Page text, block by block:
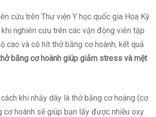
cứu trên Thư viện Y học quốc gia Hoa Kỳ
nghiên cứu trên các vận động viên tập
cao và có hít thở bằng cơ hoành; kết quả
bằng cơ hoành giúp giảm stress và mệt
khi nhảy dây là thở bằng cơ hoàng (cơ
cơ hoành sẽ giúp bạn lấy được nhiều oxy